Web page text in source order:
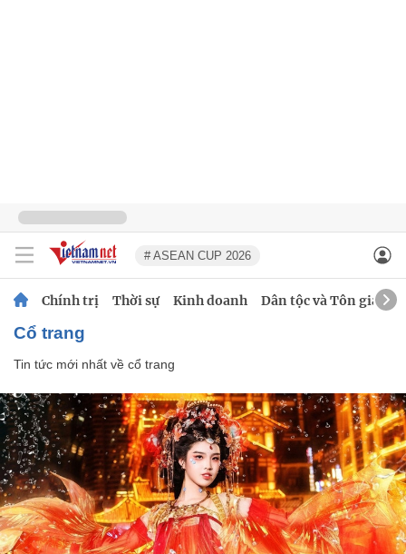
# ASEAN CUP 2026
Chính trị Thời sự Kinh doanh Dân tộc và Tôn giáo
cổ trang
Tin tức mới nhất về cổ trang